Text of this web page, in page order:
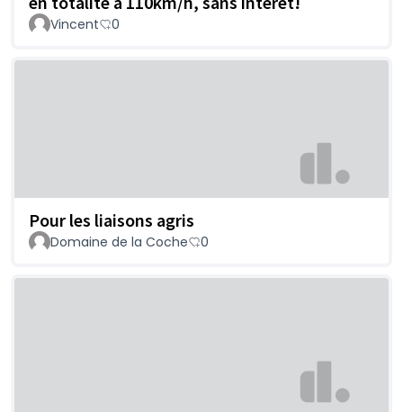
Vincent 0
Pour les liaisons agris
Domaine de la Coche 0